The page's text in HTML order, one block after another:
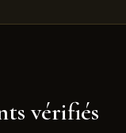
vérifiés